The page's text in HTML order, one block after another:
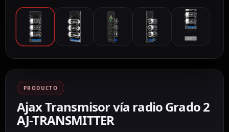
PRODUCTO
Ajax Transmisor vía radio Grado 2
AJ-TRANSMITTER